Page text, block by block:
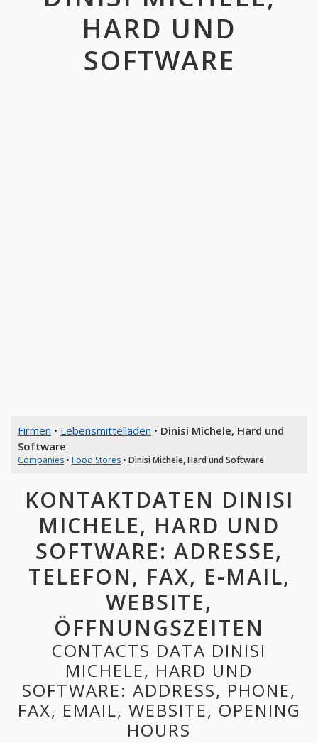
HARD UND
SOFTWARE
Firmen • Lebensmittelläden • Dinisi Michele, Hard und
Software
Companies• Food Stores• Dinisi Michele, Hard und Software
KONTAKTDATEN DINISI
MICHELE, HARD UND
SOFTWARE: ADRESSE,
TELEFON, FAX, E-MAIL,
WEBSITE,
ÖFFNUNGSZEITEN
CONTACTS DATA DINISI
MICHELE, HARD UND
SOFTWARE: ADDRESS, PHONE,
FAX, EMAIL, WEBSITE, OPENING
HOURS